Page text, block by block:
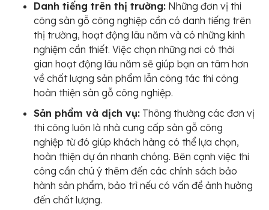
Danh tiếng trên thị trường: Những đơn vị thi
công sàn gỗ công nghiệp cần có danh tiếng trên
thị trường, hoạt động lâu năm và có những kinh
nghiệm cần thiết. Việc chọn những nơi có thời
gian hoạt động lâu năm sẽ giúp bạn an tâm hơn
về chất lượng sản phẩm lẫn công tác thi công
hoàn thiện sàn gỗ công nghiệp.
Sản phẩm và dịch vụ: Thông thường các đơn vị
thi công luôn là nhà cung cấp sàn gỗ công
nghiệp từ đó giúp khách hàng có thể lựa chọn,
hoàn thiện dự án nhanh chóng. Bên cạnh việc thi
công cần chú ý thêm đến các chính sách bảo
hành sản phẩm, bảo trì nếu có vấn đề ảnh hưởng
đến chất lượng.